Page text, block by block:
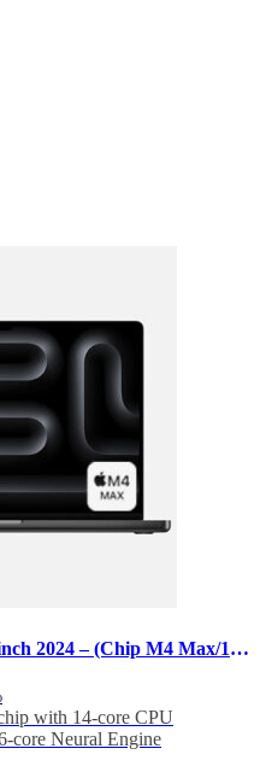
MacBook Pro M4 Max 16 inch 2024 – (Chip M4 Max/14 CPU/32 GPU/RAM 36GB/SSD 4TB/Nano)
with 14‑core CPU
Neural Engine